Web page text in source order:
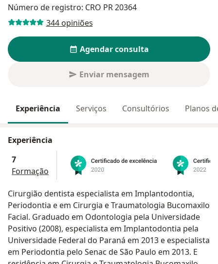
Número de registro: CRO PR 20364
344 opiniões
Agendar consulta
Enviar mensagem
Experiência Serviços Consultórios Planos
Experiência
7
Formação
Cirurgião dentista especialista em Implantodontia,
Periodontia e em Cirurgia e Traumatologia Bucomaxilo
Facial. Graduado em Odontologia pela Universidade
Positivo (2008), especialista em Implantodontia pela
Universidade Federal do Paraná em 2013 e especialista
em Periodontia pelo Senac de São Paulo em 2013. E